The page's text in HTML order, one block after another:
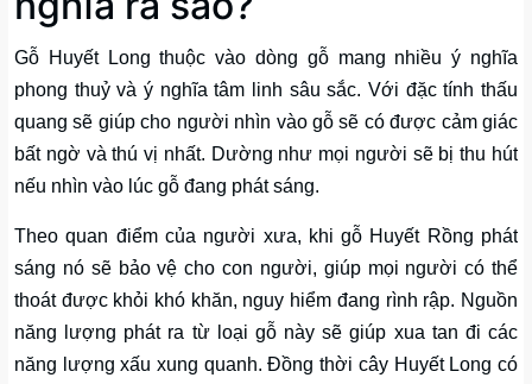
Gỗ Huyết Long thuộc vào dòng gỗ mang nhiều ý nghĩa
phong thuỷ và ý nghĩa tâm linh sâu sắc. Với đặc tính thấu
quang sẽ giúp cho người nhìn vào gỗ sẽ có được cảm giác
bất ngờ và thú vị nhất. Dường như mọi người sẽ bị thu hút
nếu nhìn vào lúc gỗ đang phát sáng.
Theo quan điểm của người xưa, khi gỗ Huyết Rồng phát
sáng nó sẽ bảo vệ cho con người, giúp mọi người có thể
thoát được khỏi khó khăn, nguy hiểm đang rình rập. Nguồn
năng lượng phát ra từ loại gỗ này sẽ giúp xua tan đi các
năng lượng xấu xung quanh. Đồng thời cây Huyết Long có